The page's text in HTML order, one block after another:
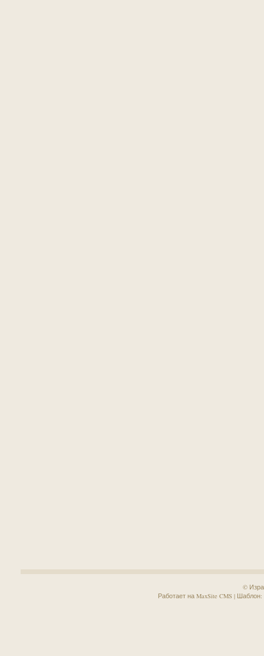
©
Работает на MaxSite CMS |